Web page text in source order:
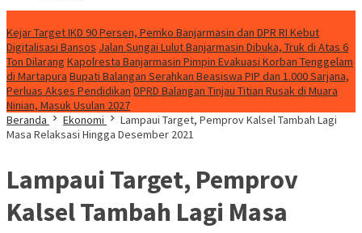
Kejar Target IKD 90 Persen, Pemko Banjarmasin dan DPR RI Kebut
Digitalisasi Bansos Jalan Sungai Lulut Banjarmasin Dibuka, Truk di Atas 6
Ton Dilarang Kapolresta Banjarmasin Pimpin Evakuasi Korban Tenggelam
di Martapura Bupati Balangan Serahkan Beasiswa PIP dan 1.000 Sarjana,
Perluas Akses Pendidikan DPRD Balangan Tinjau Titian Rusak di Muara
Ninian, Masuk Usulan 2027
Beranda
Ekonomi
Lampaui Target, Pemprov Kalsel Tambah Lagi
Masa Relaksasi Hingga Desember 2021
Lampaui Target, Pemprov
Kalsel Tambah Lagi Masa